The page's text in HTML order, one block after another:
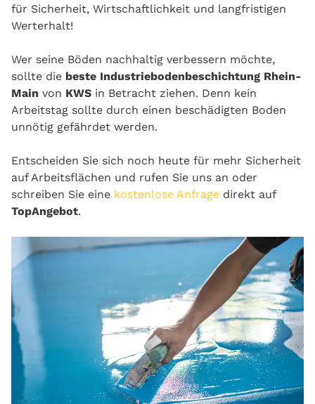
für Sicherheit, Wirtschaftlichkeit und langfristigen
Werterhalt!
Wer seine Böden nachhaltig verbessern möchte,
sollte die beste Industriebodenbeschichtung Rhein-
Main von KWS in Betracht ziehen. Denn kein
Arbeitstag sollte durch einen beschädigten Boden
unnötig gefährdet werden.
Entscheiden Sie sich noch heute für mehr Sicherheit
auf Arbeitsflächen und rufen Sie uns an oder
schreiben Sie eine kostenlose Anfrage direkt auf
TopAngebot.